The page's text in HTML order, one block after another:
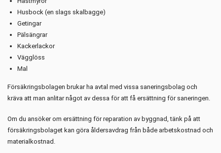
Husbock (en slags skalbagge)
Getingar
Pälsängrar
Kackerlackor
Vägglöss
Mal
Försäkringsbolagen brukar ha avtal med vissa saneringsbolag och
kräva att man anlitar något av dessa för att få ersättning för saneringen.
Om du ansöker om ersättning för reparation av byggnad, tänk på att
försäkringsbolaget kan göra åldersavdrag från både arbetskostnad och
materialkostnad.